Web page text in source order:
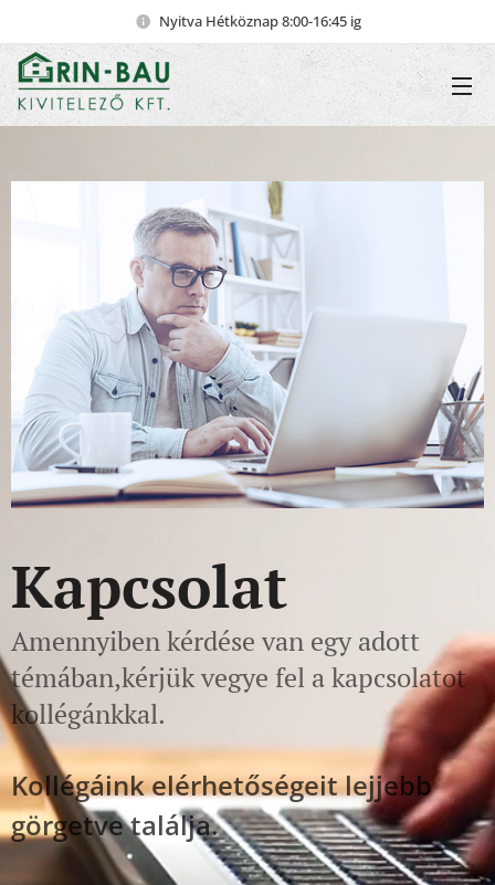
Nyitva Hétköznap 8:00-16:45 ig
Kapcsolat
Amennyiben kérdése van egy adott
témában,kérjük vegye fel a kapcsolatot
kollégánkkal.
Kollégáink elérhetőségeit lejjebb
görgetve találja.